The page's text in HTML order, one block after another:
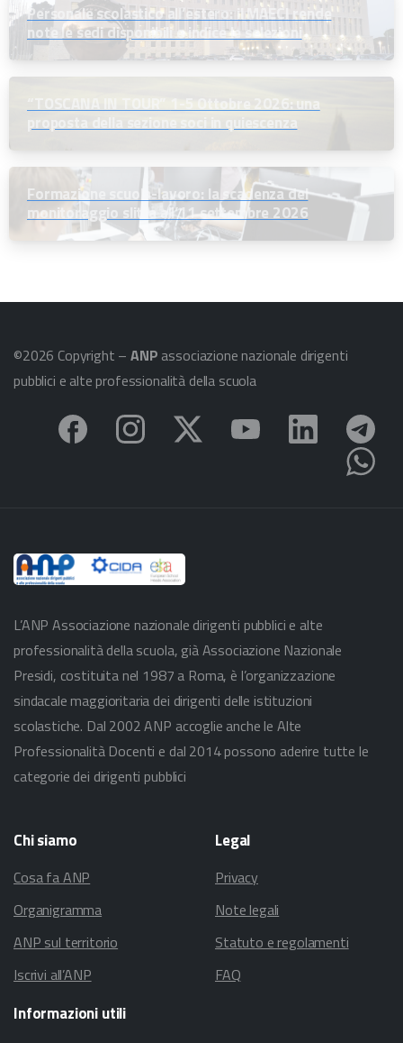
Personale scolastico all’estero: il MAECI rende
note le sedi disponibili e indice le selezioni
Formazione scuola-lavoro: la scadenza del
monitoraggio slitta all’11 settembre 2026
©2026 Copyright –ANP associazione nazionale dirigenti
pubblici e alte professionalità della scuola
L’ANP Associazione nazionale dirigenti pubblici e alte
professionalità della scuola, già Associazione Nazionale
Presidi, costituita nel 1987 a Roma, è l’organizzazione
sindacale maggioritaria dei dirigenti delle istituzioni
scolastiche. Dal 2002 ANP accoglie anche le Alte
Professionalità Docenti e dal 2014 possono aderire tutte le
categorie dei dirigenti pubblici
Chisiamo
Cosa fa ANP
Organigramma
ANP sul territorio
Iscrivi all’ANP
Legal
Privacy
Note legali
Statuto e regolamenti
FAQ
Informazioniutili